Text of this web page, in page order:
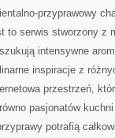
przyprawowy
to serwis stworzony z
intensywne
inspiracje z
przestrzeń,
pasjonatów
potrafią